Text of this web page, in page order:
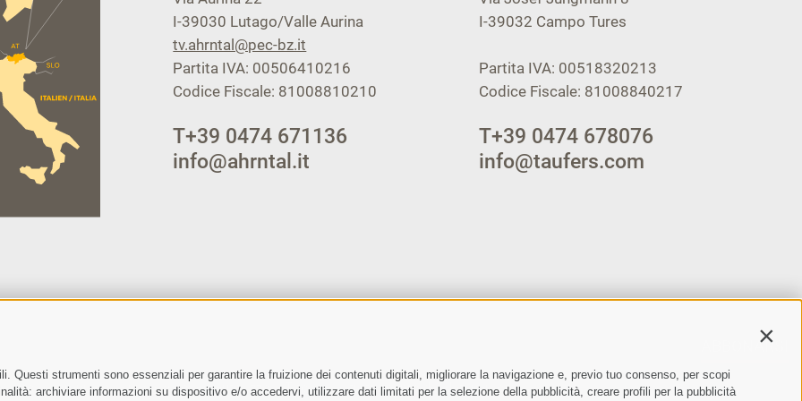
Questi strumenti sono essenziali per garantire la fruizione dei contenuti digitali, migliorare la navigazione e, previo tuo consenso, per scopi
archiviare informazioni su dispositivo e/o accedervi, utilizzare dati limitati per la selezione della pubblicità, creare profili per la pubblicità
I-39030 Lutago/Valle Aurina
tv.ahrntal@pec-bz.it
Partita IVA: 00506410216
Codice Fiscale: 81008810210
T+39 0474 671136
info@ahrntal.it
I-39032 Campo Tures
Partita IVA: 00518320213
Codice Fiscale: 81008840217
T+39 0474 678076
info@taufers.com
Letto e compreso laprivacy policy, autorizzo il Titolare al trattamento dei dati personali
ABBONARSI